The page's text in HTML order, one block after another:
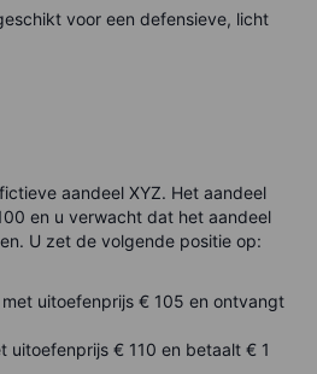
voor een defensieve, licht
aandeel XYZ. Het aandeel
en u verwacht dat het aandeel
U zet de volgende positie op:
uitoefenprijs € 105 en ontvangt
uitoefenprijs € 110 en betaalt € 1